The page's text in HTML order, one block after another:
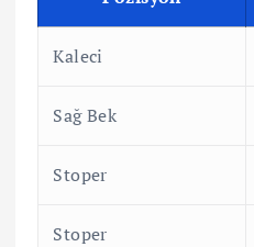
Kaleci
Sağ Bek
Stoper
Stoper